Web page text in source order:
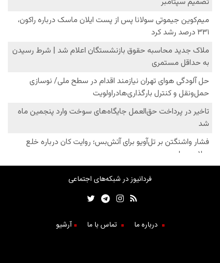
فردانیوز در شبکه‌های اجتماعی
درباره ما تماس با ما آرشیو